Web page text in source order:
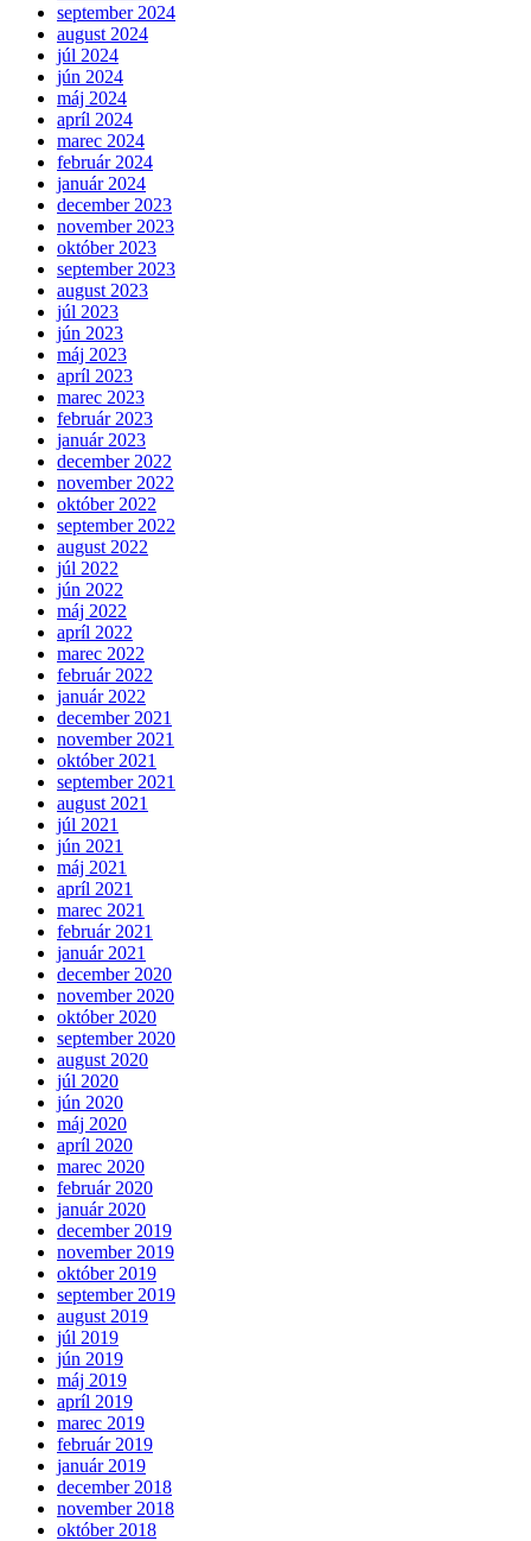
september 2024
august 2024
júl 2024
jún 2024
máj 2024
apríl 2024
marec 2024
február 2024
január 2024
december 2023
november 2023
október 2023
september 2023
august 2023
júl 2023
jún 2023
máj 2023
apríl 2023
marec 2023
február 2023
január 2023
december 2022
november 2022
október 2022
september 2022
august 2022
júl 2022
jún 2022
máj 2022
apríl 2022
marec 2022
február 2022
január 2022
december 2021
november 2021
október 2021
september 2021
august 2021
júl 2021
jún 2021
máj 2021
apríl 2021
marec 2021
február 2021
január 2021
december 2020
november 2020
október 2020
september 2020
august 2020
júl 2020
jún 2020
máj 2020
apríl 2020
marec 2020
február 2020
január 2020
december 2019
november 2019
október 2019
september 2019
august 2019
júl 2019
jún 2019
máj 2019
apríl 2019
marec 2019
február 2019
január 2019
december 2018
november 2018
október 2018